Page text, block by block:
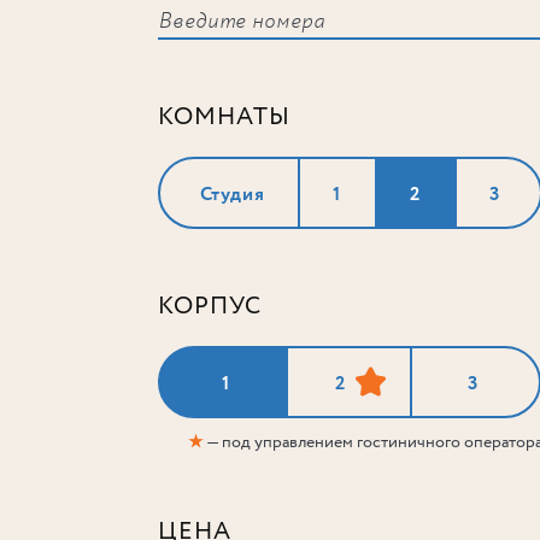
КОМНАТЫ
Студия 1 2 3
КОРПУС
1 2 3
★— под управлением гостиничного
ЦЕНА